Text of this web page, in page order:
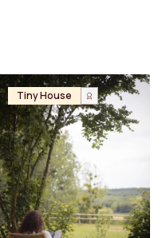
Tiny House